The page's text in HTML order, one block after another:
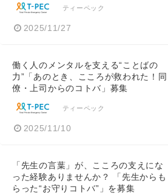
ティーペック
2025/11/27
働く人のメンタルを支える“ことばの
力”「あのとき、こころが救われた！同
僚・上司からのコトバ」募集
ティーペック
2025/11/10
「先生の言葉」が、こころの支えにな
った経験ありませんか？ 「先生からも
らった“お守りコトバ”」を募集